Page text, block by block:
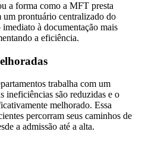
a forma como a MFT presta
um prontuário centralizado do
à documentação mais
a eficiência.
trabalha com um
ineficiências são reduzidas e o
melhorado. Essa
percorram seus caminhos de
a admissão até a alta.